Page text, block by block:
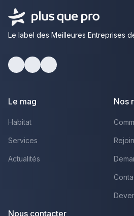
Le label des Meilleures Entreprises
Le mag
Habitat
Services
Actualités
Nos
Nous contacter